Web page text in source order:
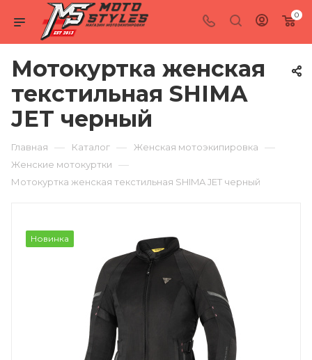
0
Мотокуртка женская
текстильная SHIMA
JET черный
Главная — Каталог — Женская мотоэкипировка —
Женские мотокуртки —
Мотокуртка женская текстильная SHIMA JET черный
Новинка